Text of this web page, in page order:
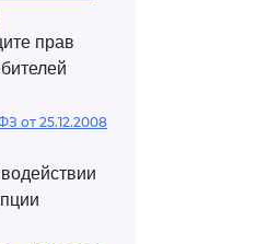
прав
от 25.12.2008